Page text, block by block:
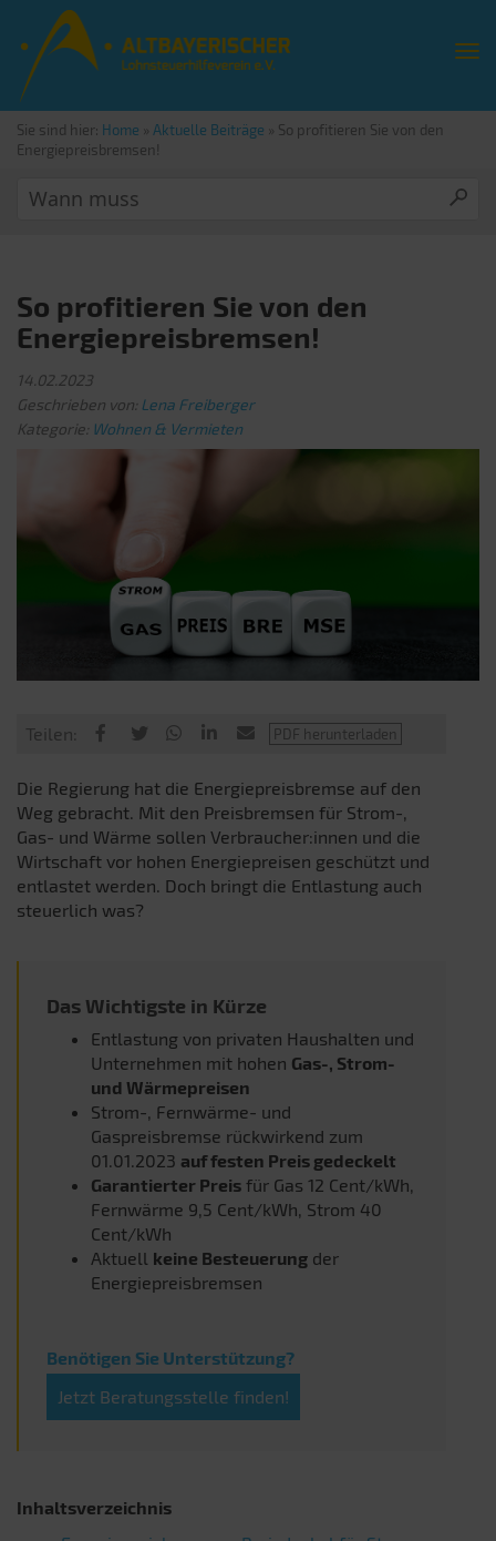
Sie sind hier: Home » Aktuelle Beiträge » So profitieren Sie von den
Energiepreisbremsen!
So profitieren Sie von den
Energiepreisbremsen!
14.02.2023
Geschrieben von: Lena Freiberger
Kategorie: Wohnen & Vermieten
Teilen:
Die Regierung hat die Energiepreisbremse auf den
Weg gebracht. Mit den Preisbremsen für Strom-,
Gas- und Wärme sollen Verbraucher:innen und die
Wirtschaft vor hohen Energiepreisen geschützt und
entlastet werden. Doch bringt die Entlastung auch
steuerlich was?
Das Wichtigste in Kürze
Entlastung von privaten Haushalten und
Unternehmen mit hohen Gas-, Strom-
und Wärmepreisen
Strom-, Fernwärme- und
Gaspreisbremse rückwirkend zum
01.01.2023 auf festen Preis gedeckelt
Garantierter Preis für Gas 12 Cent/kWh,
Fernwärme 9,5 Cent/kWh, Strom 40
Cent/kWh
Aktuell keine Besteuerung der
Energiepreisbremsen
Benötigen Sie Unterstützung?
Jetzt Beratungsstelle finden!
Inhaltsverzeichnis